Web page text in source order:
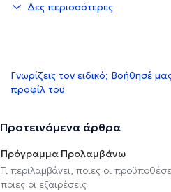
Δες περισσότερες
Γνωρίζεις τον ειδικό; Βοήθησέ
προφίλ του
Προτεινόμενα άρθρα
Πρόγραμμα Προλαμβάνω
Τι περιλαμβάνει, ποιες οι
ποιες οι εξαιρέσεις